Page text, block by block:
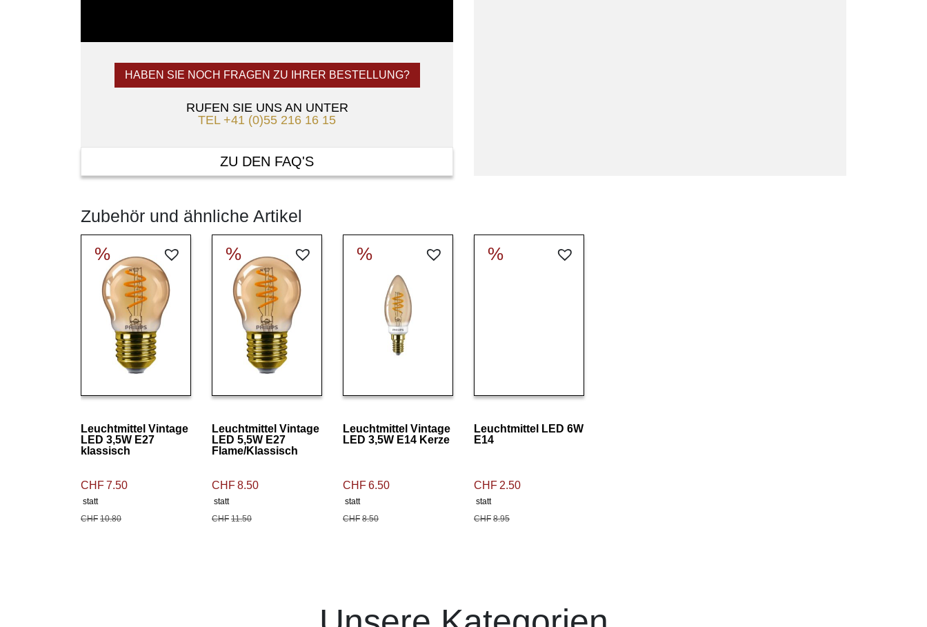
HABEN SIE NOCH FRAGEN ZU IHRER BESTELLUNG?
RUFEN SIE UNS AN UNTER
TEL +41 (0)55 216 16 15
ZU DEN FAQ'S
Zubehör und ähnliche Artikel
%
Leuchtmittel Vintage
LED 3,5W E27
klassisch
CHF7.50
statt
CHF 10.80
%
Leuchtmittel Vintage
LED 5,5W E27
Flame/Klassisch
CHF8.50
statt
CHF 11.50
%
Leuchtmittel Vintage
LED 3,5W E14 Kerze
CHF6.50
statt
CHF 8.50
%
Leuchtmittel LED 6W
E14
CHF 2.50
statt
CHF 8.95